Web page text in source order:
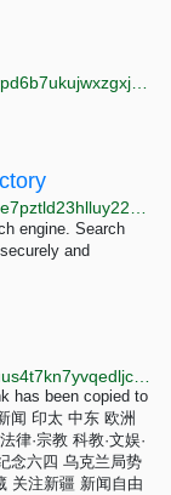
engine. Search
and
has been copied to
闻 印太 中东 欧洲
律·宗教 科教·文娱·
念六四 乌克兰局势
关注新疆 新闻自由